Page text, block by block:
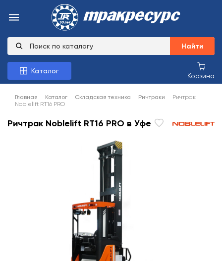
Найти
Каталог
Корзина
Главная Каталог Складская техника Ричтраки
Ричтрак
Noblelift RT16 PRO
Ричтрак Noblelift RT16 PRO в Уфе